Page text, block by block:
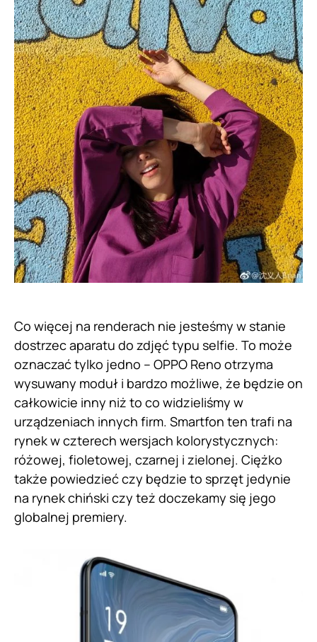
Co więcej na renderach nie jesteśmy w stanie
dostrzec aparatu do zdjęć typu selfie. To może
oznaczać tylko jedno – OPPO Reno otrzyma
wysuwany moduł i bardzo możliwe, że będzie on
całkowicie inny niż to co widzieliśmy w
urządzeniach innych firm. Smartfon ten trafi na
rynek w czterech wersjach kolorystycznych:
różowej, fioletowej, czarnej i zielonej. Ciężko
także powiedzieć czy będzie to sprzęt jedynie
na rynek chiński czy też doczekamy się jego
globalnej premiery.